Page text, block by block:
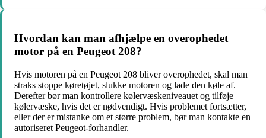
Hvordan kan man afhjælpe en overophedet
motor på en Peugeot 208?
Hvis motoren på en Peugeot 208 bliver overophedet, skal man
straks stoppe køretøjet, slukke motoren og lade den køle af.
Derefter bør man kontrollere kølervæskeniveauet og tilføje
kølervæske, hvis det er nødvendigt. Hvis problemet fortsætter,
eller der er mistanke om et større problem, bør man kontakte en
autoriseret Peugeot-forhandler.